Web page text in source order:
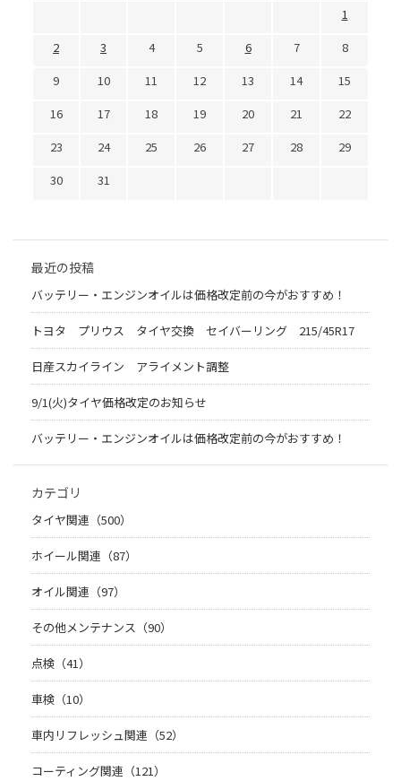
1
2
3 4 5 6 7
8
9
10 11 12 13 14
15
16
17 18 19 20 21
22
23
24 25 26 27 28
29
30
31
最近の投稿
バッテリー・エンジンオイルは価格改定前の今がおすすめ！
トヨタ プリウス タイヤ交換 セイバーリング 215/45R17
日産スカイライン アライメント調整
9/1(火)タイヤ価格改定のお知らせ
バッテリー・エンジンオイルは価格改定前の今がおすすめ！
カテゴリ
タイヤ関連（500）
ホイール関連（87）
オイル関連（97）
その他メンテナンス（90）
点検（41）
車検（10）
車内リフレッシュ関連（52）
コーティング関連（121）